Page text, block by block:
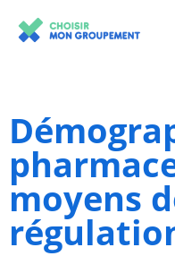
contenu
moyens